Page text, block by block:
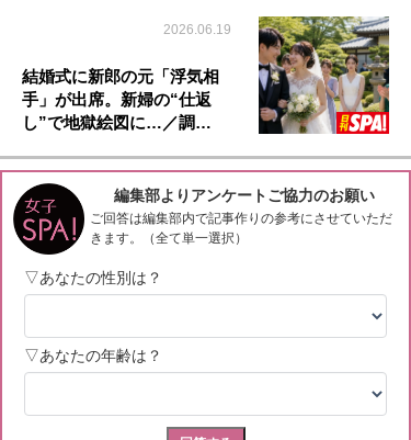
2026.06.19
結婚式に新郎の元「浮気相
手」が出席。新婦の“仕返
し”で地獄絵図に…／調…